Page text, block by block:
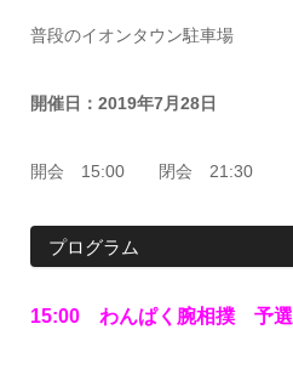
普段のイオンタウン駐車場
開催日：2019年7月28日
開会 15:00 閉会 21:30
プログラム
15:00 わんぱく腕相撲 予選